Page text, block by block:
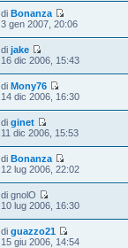
diBonanza
3 gen 2007, 20:06
dijake
16 dic 2006, 15:43
diMony76
14 dic 2006, 16:30
diginet
11 dic 2006, 15:53
diBonanza
12 lug 2006, 22:02
di gnolO
10 lug 2006, 16:30
diguazzo21
15 giu 2006, 14:54